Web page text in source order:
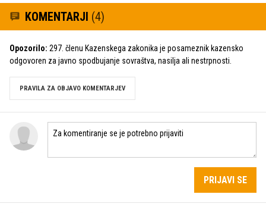
KOMENTARJI (4)
Opozorilo: 297. členu Kazenskega zakonika je posameznik kazensko
odgovoren za javno spodbujanje sovraštva, nasilja ali nestrpnosti.
PRAVILA ZA OBJAVO KOMENTARJEV
PRIJAVI SE